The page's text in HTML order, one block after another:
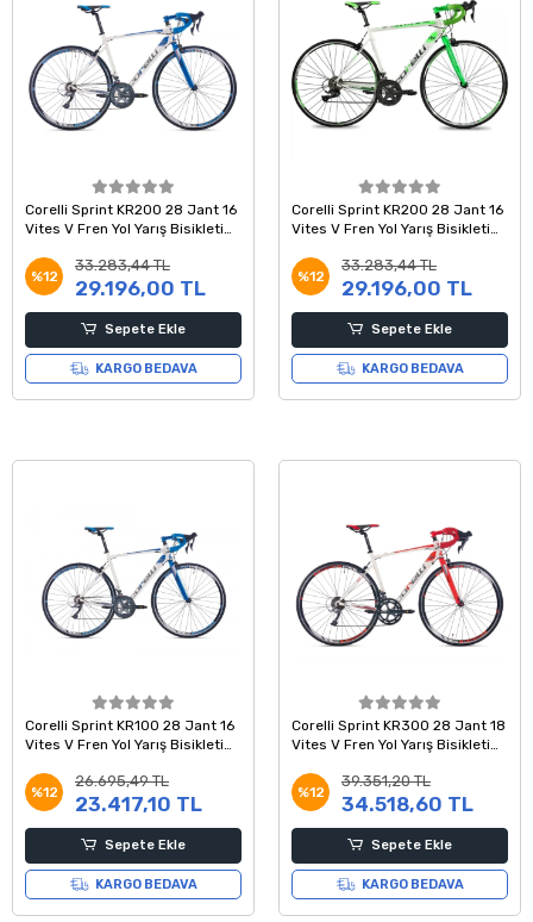
Corelli Sprint KR200 28 Jant 16
Vites V Fren Yol Yarış Bisikleti
%12
33.283,44 TL
29.196,00 TL
Sepete Ekle
KARGO BEDAVA
Corelli Sprint KR200 28 Jant 16
Vites V Fren Yol Yarış Bisikleti
%12
33.283,44 TL
29.196,00 TL
Sepete Ekle
KARGO BEDAVA
Corelli Sprint KR100 28 Jant 16
Vites V Fren Yol Yarış Bisikleti
%12
26.695,49 TL
23.417,10 TL
Sepete Ekle
KARGO BEDAVA
Corelli Sprint KR300 28 Jant 18
Vites V Fren Yol Yarış Bisikleti
%12
39.351,20 TL
34.518,60 TL
Sepete Ekle
KARGO BEDAVA